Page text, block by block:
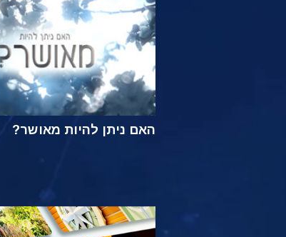
האם ניתן להיות מאושר?